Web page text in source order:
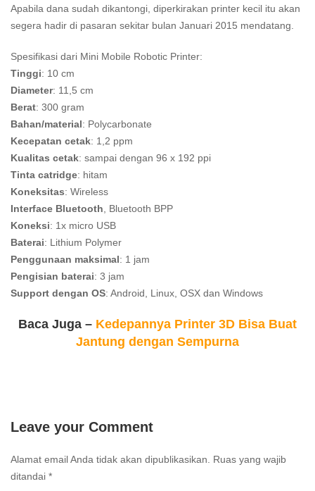
Apabila dana sudah dikantongi, diperkirakan printer kecil itu akan
segera hadir di pasaran sekitar bulan Januari 2015 mendatang.
Spesifikasi dari Mini Mobile Robotic Printer:
Tinggi: 10 cm
Diameter: 11,5 cm
Berat: 300 gram
Bahan/material: Polycarbonate
Kecepatan cetak: 1,2 ppm
Kualitas cetak: sampai dengan 96 x 192 ppi
Tinta catridge: hitam
Koneksitas: Wireless
Interface Bluetooth, Bluetooth BPP
Koneksi: 1x micro USB
Baterai: Lithium Polymer
Penggunaan maksimal: 1 jam
Pengisian baterai: 3 jam
Support dengan OS: Android, Linux, OSX dan Windows
Baca Juga – Kedepannya Printer 3D Bisa Buat
Jantung dengan Sempurna
Leave your Comment
Alamat email Anda tidak akan dipublikasikan. Ruas yang wajib
ditandai *